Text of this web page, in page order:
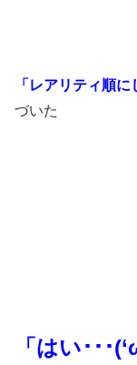
「レアリティ順
づいた
「はい･･･